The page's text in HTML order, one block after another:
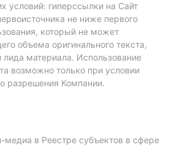
условий: гиперссылки на Сайт
не ниже первого
который не может
объема оригинального текста,
лида материала. Использование
возможно только при условии
разрешения Компании.
медиа в Реестре субъектов в сфере